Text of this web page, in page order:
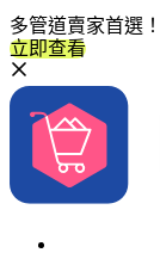
多管道賣家首選
立即查看